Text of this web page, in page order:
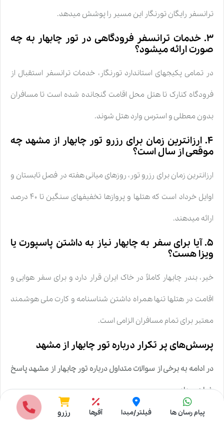
ترانسفر رایگان تورنگار این مسیر را پوشش میدهد.
۳. خدمات ترانسفر فرودگاهی در تور چابهار به چه
صورت ارائه میشود؟
در تمامی پکیجهای استاندارد تورنگار، خدمات ترانسفر استقبال از
فرودگاه کنارک تا هتل محل اقامت گنجانده شده است تا مسافران
بدون معطلی و استرس وارد هتل شوند.
۴. ارزانترین زمان برای رزرو تور چابهار از مشهد چه
موقعی از سال است؟
ارزانترین زمان برای رزرو تور، روزهای میانی هفته در فصل تابستان و
اوایل خرداد است که هتلها و پروازها تخفیفهای سنگین تا ۴۰ درصد
ارائه میدهند.
۵. آیا برای سفر به چابهار نیاز به داشتن پاسپورت یا
ویزا هست؟
خیر، بندر چابهار کاملاً در خاک ایران قرار دارد و برای سفر هوایی و
اقامت در هتلها تنها همراه داشتن شناسنامه و کارت ملی هوشمند
معتبر برای تمام مسافران الزامی است.
پرسش‌های پر تکرار درباره تور چابهار از مشهد
در ادامه به برخی از سوالات متداول درباره تور چابهار از مشهد پاسخ
خواهیم داد.
پرواز مستقیم مشهد به چابهار چقدر طول میکشد
انتخاب مبدا
پیام رسان ها فیلتر/مبدا آفرها رزرو